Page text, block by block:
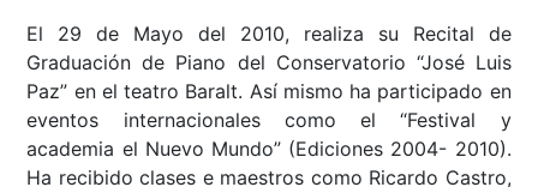
El 29 de Mayo del 2010, realiza su Recital de
Graduación de Piano del Conservatorio “José Luis
Paz” en el teatro Baralt. Así mismo ha participado en
eventos internacionales como el “Festival y
academia el Nuevo Mundo” (Ediciones 2004- 2010).
Ha recibido clases e maestros como Ricardo Castro,